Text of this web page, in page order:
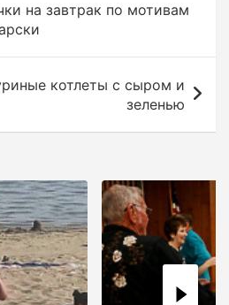
на завтрак по мотивам
котлеты с сыром и
зеленью